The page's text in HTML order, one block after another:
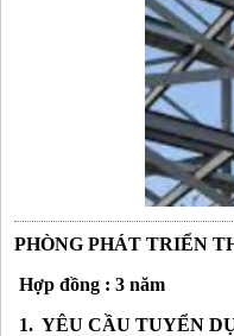
PHÒNG PHÁT TRIỂN
Hợp đồng : 3 năm
1. YÊU CẦU TUYỂN